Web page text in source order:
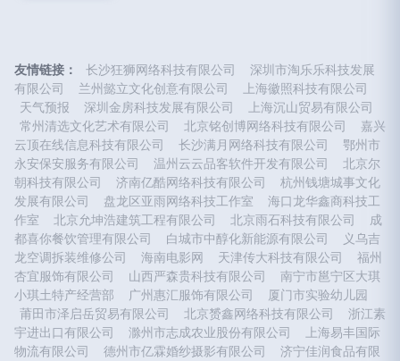
友情链接： 长沙狂狮网络科技有限公司
深圳市淘乐乐科技发展
有限公司
兰州懿立文化创意有限公司
上海徽照科技有限公司
天气预报
深圳金房科技发展有限公司
上海沉山贸易有限公司
常州清选文化艺术有限公司
北京铭创博网络科技有限公司
嘉兴
云顶在线信息科技有限公司
长沙满月网络科技有限公司
鄂州市
永安保安服务有限公司
温州云云品客软件开发有限公司
北京尔
朝科技有限公司
济南亿酷网络科技有限公司
杭州钱塘城事文化
发展有限公司
盘龙区亚雨网络科技工作室
海口龙华鑫商科技工
作室
北京允坤浩建筑工程有限公司 北京雨石科技有限公司
成
都喜你餐饮管理有限公司
白城市中醇化新能源有限公司
义乌吉
龙空调拆装维修公司
海南电影网 天津传大科技有限公司
福州
杏宜服饰有限公司
山西严森贵科技有限公司
南宁市邕宁区大琪
小琪土特产经营部
广州惠汇服饰有限公司
厦门市实验幼儿园
莆田市泽启岳贸易有限公司
北京赟鑫网络科技有限公司
浙江素
宇进出口有限公司
滁州市志成农业股份有限公司
上海易丰国际
物流有限公司
德州市亿霖婚纱摄影有限公司
济宁佳润食品有限